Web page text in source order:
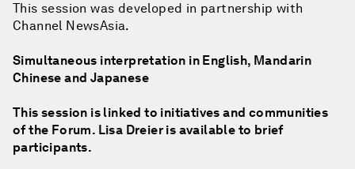
This session was developed in partnership with
Channel NewsAsia.
Simultaneous interpretation in English, Mandarin
Chinese and Japanese
This session is linked to initiatives and communities
of the Forum. Lisa Dreier is available to brief
participants.